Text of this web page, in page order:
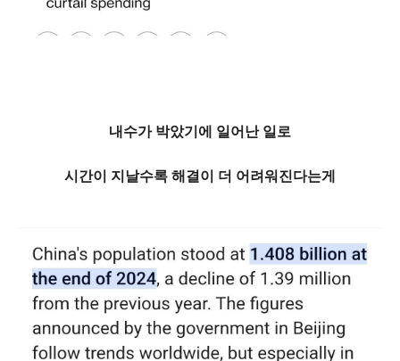
내수가 박았기에 일어난 일로
시간이 지날수록 해결이 더 어려워진다는게